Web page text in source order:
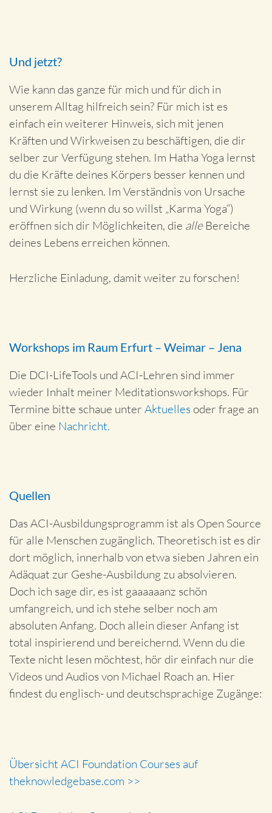
Und jetzt?
Wie kann das ganze für mich und für dich in
unserem Alltag hilfreich sein? Für mich ist es
einfach ein weiterer Hinweis, sich mit jenen
Kräften und Wirkweisen zu beschäftigen, die dir
selber zur Verfügung stehen. Im Hatha Yoga lernst
du die Kräfte deines Körpers besser kennen und
lernst sie zu lenken. Im Verständnis von Ursache
und Wirkung (wenn du so willst „Karma Yoga“)
eröffnen sich dir Möglichkeiten, die alleBereiche
deines Lebens erreichen können.
Herzliche Einladung, damit weiter zu forschen!
Workshops im Raum Erfurt – Weimar – Jena
Die DCI-LifeTools und ACI-Lehren sind immer
wieder Inhalt meiner Meditationsworkshops. Für
Termine bitte schaue unter Aktuelles oder frage an
über eine Nachricht.
Quellen
Das ACI-Ausbildungsprogramm ist als Open Source
für alle Menschen zugänglich. Theoretisch ist es dir
dort möglich, innerhalb von etwa sieben Jahren ein
Adäquat zur Geshe-Ausbildung zu absolvieren.
Doch ich sage dir, es ist gaaaaaanz schön
umfangreich, und ich stehe selber noch am
absoluten Anfang. Doch allein dieser Anfang ist
total inspirierend und bereichernd. Wenn du die
Texte nicht lesen möchtest, hör dir einfach nur die
Videos und Audios von Michael Roach an. Hier
findest du englisch- und deutschsprachige Zugänge:
Übersicht ACI Foundation Courses auf
theknowledgebase.com >>